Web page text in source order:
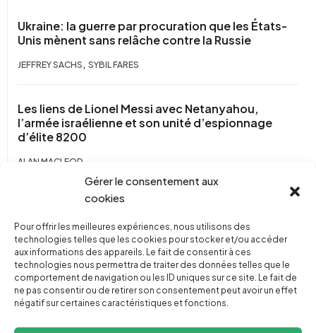
Gérer le consentement aux
cookies
Pour offrir les meilleures expériences, nous utilisons des
technologies telles que les cookies pour stocker et/ou accéder
aux informations des appareils. Le fait de consentir à ces
technologies nous permettra de traiter des données telles que le
comportement de navigation ou les ID uniques sur ce site. Le fait de
ne pas consentir ou de retirer son consentement peut avoir un effet
négatif sur certaines caractéristiques et fonctions.
Ukraine: la guerre par procuration que les États-
Unis mènent sans relâche contre la Russie
JEFFREY SACHS , SYBIL FARES
Les liens de Lionel Messi avec Netanyahou,
l’armée israélienne et son unité d’espionnage
d’élite 8200
ALAN MACLEOD
Voyage en Biélorussie: Un regard au-delà des
clichés occidentaux
PHILIPPE STROOT
Barbara Butch : décryptage de la dernière
offensive médiatique
CONTRE ATTAQUE